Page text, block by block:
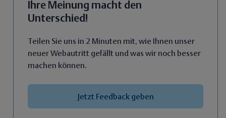
Ihre Meinung macht den
Unterschied!
Teilen Sie uns in 2 Minuten mit, wie Ihnen unser
neuer Webautritt gefällt und was wir noch besser
machen können.
Jetzt Feedback geben